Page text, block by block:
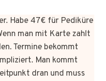
Habe 47€ für Pediküre
man mit Karte zahlt
Termine bekommt
Man kommt
dran und muss